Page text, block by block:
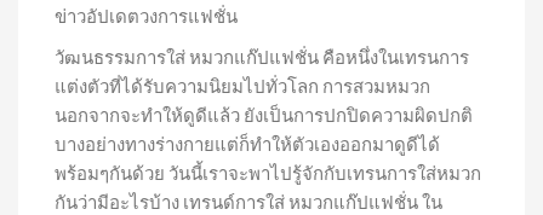
ข่าวอัปเดตวงการแฟชั่น
วัฒนธรรมการใส่ หมวกแก๊ปแฟชั่น คือหนึ่งในเทรนการ
แต่งตัวที่ได้รับความนิยมไปทั่วโลก การสวมหมวก
นอกจากจะทำให้ดูดีแล้ว ยังเป็นการปกปิดความผิดปกติ
บางอย่างทางร่างกายแต่ก็ทำให้ตัวเองออกมาดูดีได้
พร้อมๆกันด้วย วันนี้เราจะพาไปรู้จักกับเทรนการใส่หมวก
กันว่ามีอะไรบ้าง เทรนด์การใส่ หมวกแก๊ปแฟชั่น ใน